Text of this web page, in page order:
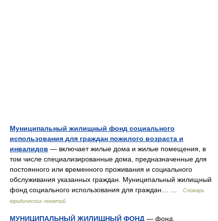
Муниципальный жилищный фонд социального
использования для граждан пожилого возраста и
инвалидов — включает жилые дома и жилые помещения, в
том числе специализированные дома, предназначенные для
постоянного или временного проживания и социального
обслуживания указанных граждан. Муниципальный жилищный
фонд социального использования для граждан… …
Словарь
юридических понятий
МУНИЦИПАЛЬНЫЙ ЖИЛИЩНЫЙ ФОНД — фонд,